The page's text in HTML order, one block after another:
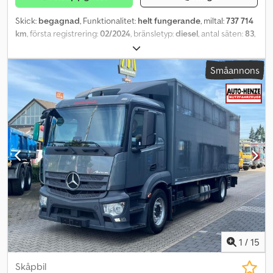
VTS-TEAM
Skick: begagnad, Funktionalitet: helt fungerande, miltal:737 714
km, första registrering:02/2024, bränsletyp:diesel, antal säten:83,
grön, däcksstorlek:
Tillverkningsår:2024, maskin-/fordonsnummer:
WAGP06ZZ7NT037538
, Utrustning:
ABS, badrum, farthållare,
luftkonditionering
, Sittplatser: 20 på nedre plan + 61 på övre plan
= totalt 81; variation: 16–20 nedre + 49–61 övre = totalt 67–83; + 1
förare + 1 ledsagare; rullstolsplatser: 0 till 2 Fordonet finns
tillgängligt till Köp Nu-pris eller så kan du skicka in ditt bud och
inleda en förhandling. Dkodpfx Aozc N N Eshvsr
Småannons
1 / 15
Skåpbil